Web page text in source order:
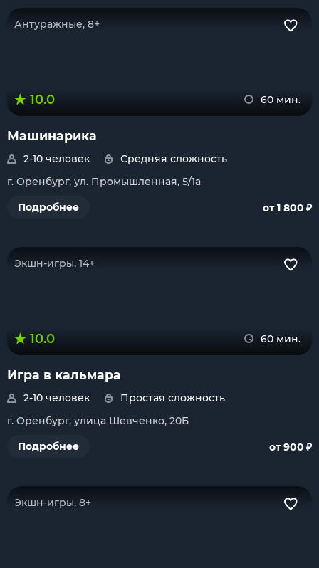
Антуражные, 8+
10.0 60 мин.
Машинарика
2-10 человек
Средняя сложность
г. Оренбург, ул. Промышленная, 5/1а
Подробнее
от 1 800 ₽
Экшн-игры, 14+
10.0 60 мин.
Игра в кальмара
2-10 человек
Простая сложность
г. Оренбург, улица Шевченко, 20Б
Подробнее
от 900 ₽
Экшн-игры, 8+